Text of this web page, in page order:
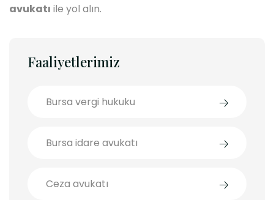
avukatı ile yol alın.
Faaliyetlerimiz
Bursa vergi hukuku
Bursa idare avukatı
Ceza avukatı